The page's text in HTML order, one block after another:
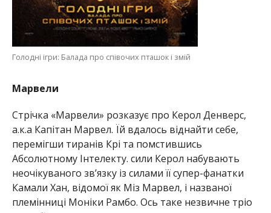
Голодні ігри: Балада про співочих пташок і змій
Марвели
Стрічка «Марвели» розказує про Керол Денверс,
а.к.а Капітан Марвел. Їй вдалось віднайти себе,
перемігши тиранів Крі та помстившись
Абсолютному Інтелекту. сили Керол набувають
неочікуваного зв’язку із силами її супер-фанатки
Камали Хан, відомої як Міз Марвел, і названої
племінниці Моніки Рамбо. Ось таке незвичне тріо